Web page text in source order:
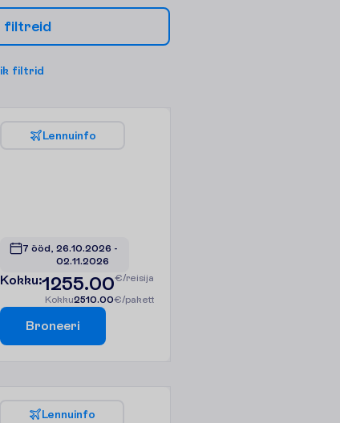
filtreid
ik filtrid
7 ööd, 26.10.2026 -
02.11.2026
Kokku:1255.00€/reisija
Kokku2510.00€/pakett
Lennuinfo
Broneeri
Lennuinfo